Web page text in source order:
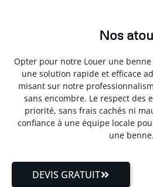
Nos
Opter pour notre Louer une
une solution rapide et efficace
misant sur notre
sans encombre. Le respect des
priorité, sans frais cachés ni
confiance à une équipe locale
une benne.
DEVIS GRATUIT